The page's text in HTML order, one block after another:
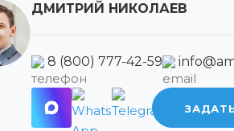
ДМИТРИЙ НИКОЛАЕВ
8 (800) 777-42-59